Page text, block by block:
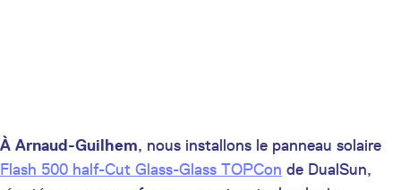
À Arnaud-Guilhem, nous installons le panneau solaire
Flash 500 half-Cut Glass-Glass TOPCon de DualSun,